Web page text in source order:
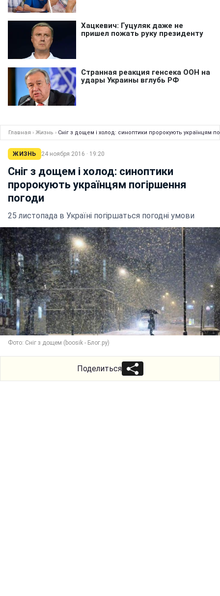
Главная › Жизнь › Сніг з дощем і холод: синоптики пророкують українцям
ЖИЗНЬ 24 ноября 2016 · 19:20
Сніг з дощем і холод: синоптики
пророкують українцям погіршення
погоди
25 листопада в Україні погіршаться погодні умови
Фото: Сніг з дощем (boosik - Блог.ру)
Поделиться